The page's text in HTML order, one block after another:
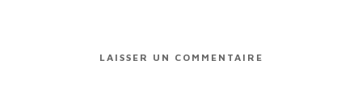
LAISSER UN COMMENTAIRE